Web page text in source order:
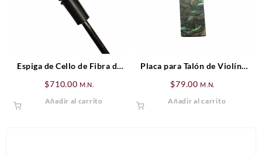
Espiga de Cello de Fibra de
$710.00 M.N.
Añadir al carrito
Placa para Talón de Violín/
$79.00 M.N.
Añadir al carrito